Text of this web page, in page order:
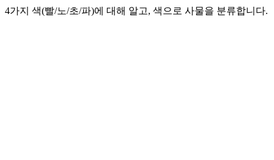
4가지 색(빨/노/초/파)에 대해 알고, 색으로 사물을 분류합니다.